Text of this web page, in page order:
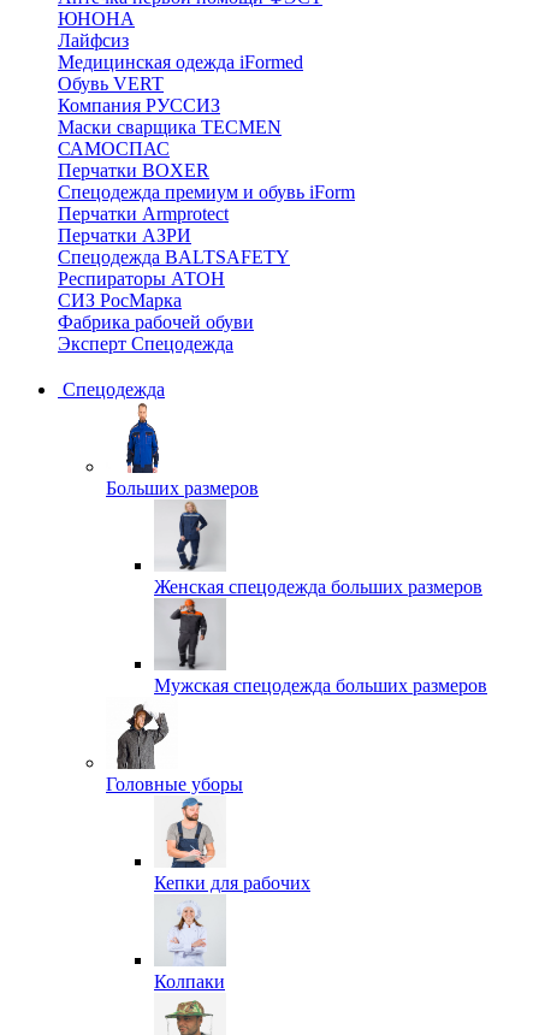
ЮНОНА
Лайфсиз
Медицинская одежда iFormed
Обувь VERT
Компания РУССИЗ
Маски сварщика TECMEN
САМОСПАС
Перчатки BOXER
Спецодежда премиум и обувь iForm
Перчатки Armprotect
Перчатки АЗРИ
Спецодежда BALTSAFETY
Респираторы АТОН
СИЗ РосМарка
Фабрика рабочей обуви
Эксперт Спецодежда
Спецодежда
Больших размеров
Женская спецодежда больших размеров
Мужская спецодежда больших размеров
Головные уборы
Кепки для рабочих
Колпаки